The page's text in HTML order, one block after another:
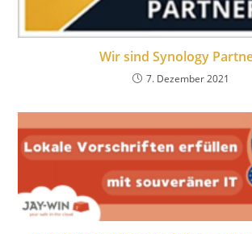
Wir sind Synology
7. Dezember 2021